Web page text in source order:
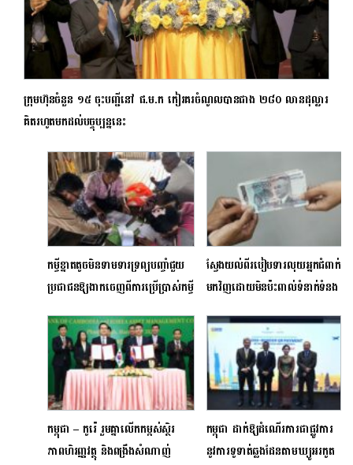
ក្រុមហ៊ុនចំនួន ១៥ ចុះបញ្ជីនៅ ផ.ម.ក កៀរគរចំណូលបានជាង ២៨០ លានដុល្លារ
គិតរហូតមកដល់បច្ចុប្បន្ននេះ
កម្ចីខ្នាតតូចមិនទាមទារទ្រព្យបញ្ចាំជួយ
ប្រជាជនឱ្យងាកចេញពីការប្រើប្រាស់កម្ចី
ស្វែងយល់ពីរបៀបទារលុយអ្នកជំពាក់
មកវិញដោយមិនប៉ះពាល់ទំនាក់ទំនង
កម្ពុជា – កូរ៉េ រួមគ្នាលើកកម្ពស់ស្ថិរ
ភាពហិរញ្ញវត្ថុ និងពង្រឹងសំណាញ់
កម្ពុជា ដាក់ឱ្យដំណើរការជាផ្លូវការ
នូវការទូទាត់ឆ្លងដែនតាមឃ្យូអរកូត